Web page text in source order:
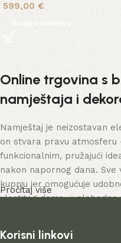
599,00 €
Dodaj u košaricu
Online trgovina s
namještaja i
Namještaj je neizostavan
on stvara pravu atmosferu
funkcionalnim, pružajući
nakon napornog dana. Sve
kupnju jer omogućuje
vlastitog doma, u
Pročitaj više
Korisni linkovi